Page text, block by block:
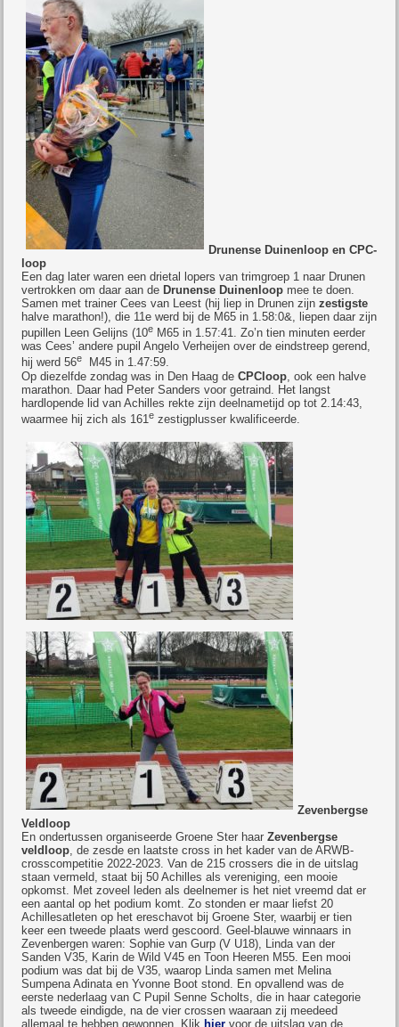
Drunense Duinenloop en CPC-
loop
Een dag later waren een drietal lopers van trimgroep 1 naar Drunen
vertrokken om daar aan de Drunense Duinenloop mee te doen.
Samen met trainer Cees van Leest (hij liep in Drunen zijnzestigste
halve marathon!), die 11e werd bij de M65 in 1.58:0&, liepen daar zijn
pupillen Leen Gelijns (10e M65 in 1.57:41. Zo’n tien minuten eerder
was Cees’ andere pupil Angelo Verheijen over de eindstreep gerend,
hij werd 56e
M45 in 1.47:59.
Op diezelfde zondag was in Den Haag deCPCloop , ook een halve
marathon. Daar had Peter Sanders voor getraind. Het langst
hardlopende lid van Achilles rekte zijn deelnametijd op tot 2.14:43,
waarmee hij zich als 161e zestigplusser kwalificeerde.
Zevenbergse
Veldloop
En ondertussen organiseerde Groene Ster haarZevenbergse
veldloop , de zesde en laatste cross in het kader van de ARWB-
crosscompetitie 2022-2023. Van de 215 crossers die in de uitslag
staan vermeld, staat bij 50 Achilles als vereniging, een mooie
opkomst. Met zoveel leden als deelnemer is het niet vreemd dat er
een aantal op het podium komt. Zo stonden er maar liefst 20
Achillesatleten op het ereschavot bij Groene Ster, waarbij er tien
keer een tweede plaats werd gescoord. Geel-blauwe winnaars in
Zevenbergen waren: Sophie van Gurp (V U18), Linda van der
Sanden V35, Karin de Wild V45 en Toon Heeren M55. Een mooi
podium was dat bij de V35, waarop Linda samen met Melina
Sumpena Adinata en Yvonne Boot stond. En opvallend was de
eerste nederlaag van C Pupil Senne Scholts, die in haar categorie
als tweede eindigde, na de vier crossen waaraan zij meedeed
allemaal te hebben gewonnen. Klik hier voor de uitslag van de